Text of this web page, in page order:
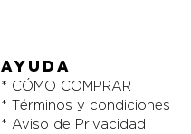
AYUDA
* CÓMO COMPRAR
* Términos y condiciones
* Aviso de Privacidad